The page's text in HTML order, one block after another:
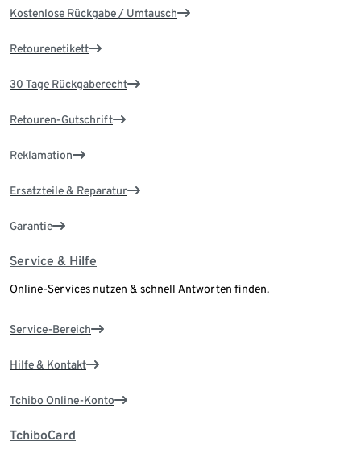
Kostenlose Rückgabe / Umtausch
Retourenetikett
30 Tage Rückgaberecht
Retouren-Gutschrift
Reklamation
Ersatzteile & Reparatur
Garantie
Service & Hilfe
Online-Services nutzen & schnell Antworten finden.
Service-Bereich
Hilfe & Kontakt
Tchibo Online-Konto
TchiboCard